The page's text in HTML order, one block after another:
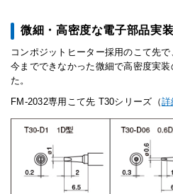
微細・高密度な電子部品実
コンポジットヒーター採用のこて先で
今までできなかった微細で高密度実
た。
FM-2032専用こて先 T30シリーズ（詳